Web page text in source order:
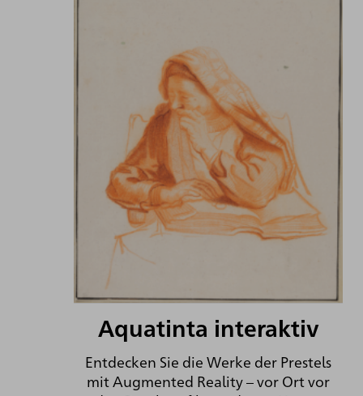
Aquatinta interaktiv
Entdecken Sie die Werke der Prestels
mit Augmented Reality – vor Ort vor